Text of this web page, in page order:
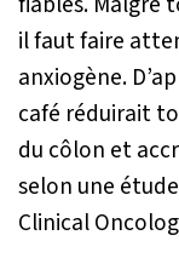
il faut faire
anxiogène.
café réduirait
du côlon et
selon une
Clinical